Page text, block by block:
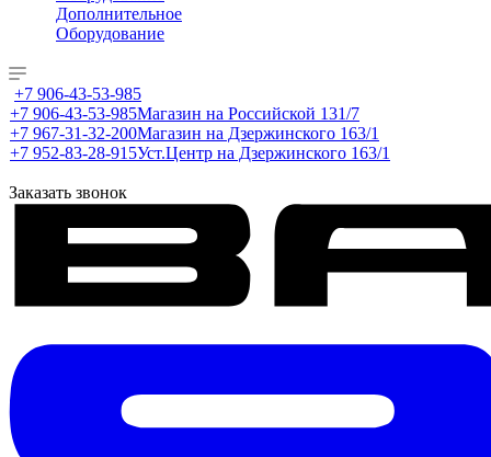
Дополнительное
Оборудование
+7 906-43-53-985
+7 906-43-53-985Магазин на Российской 131/7
+7 967-31-32-200Магазин на Дзержинского 163/1
+7 952-83-28-915Уст.Центр на Дзержинского 163/1
Заказать звонок